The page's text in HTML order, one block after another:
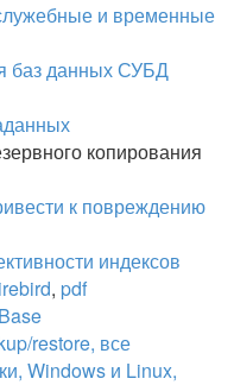
и временные
баз данных СУБД
копирования
к повреждению
индексов
, pdf
restore, все
Windows и Linux,